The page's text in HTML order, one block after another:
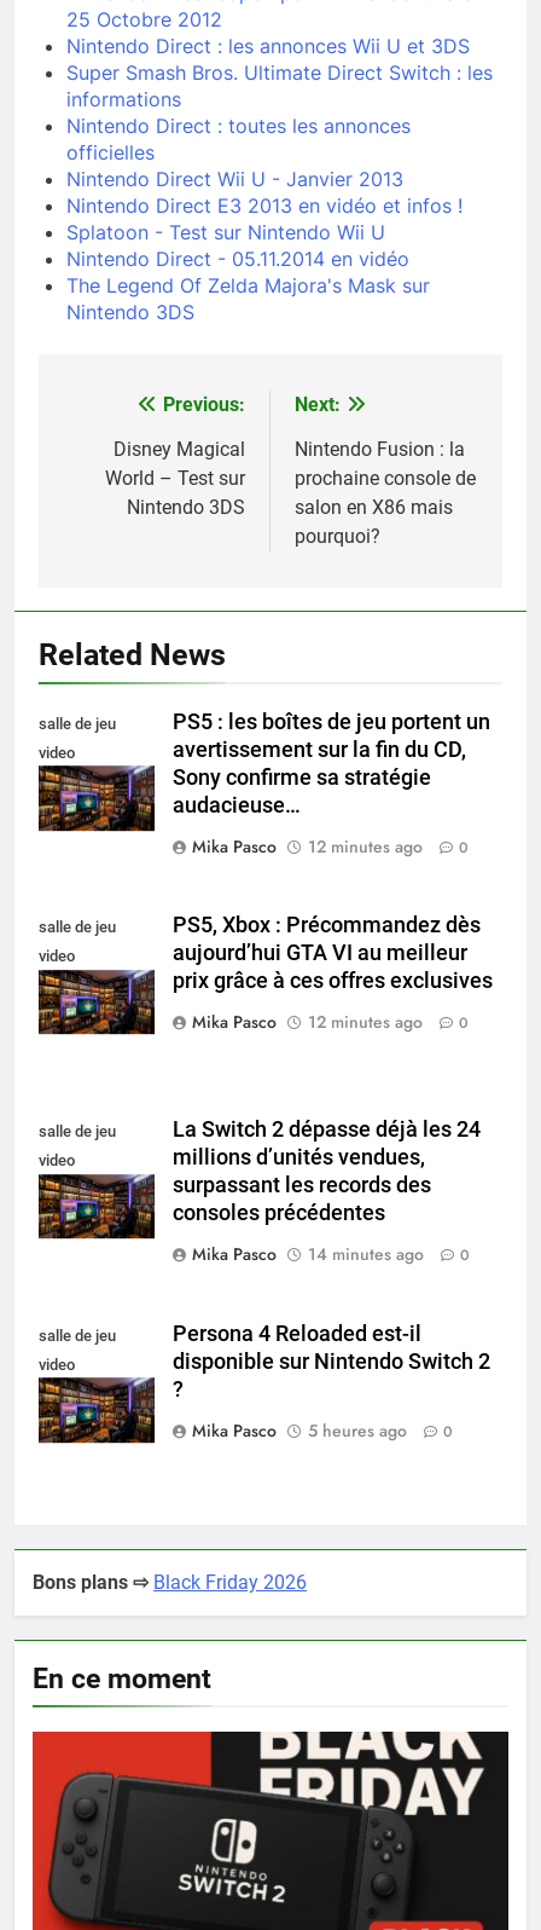
25 Octobre 2012
Nintendo Direct : les annonces Wii U et 3DS
Super Smash Bros. Ultimate Direct Switch : les
informations
Nintendo Direct : toutes les annonces
officielles
Nintendo Direct Wii U - Janvier 2013
Nintendo Direct E3 2013 en vidéo et infos !
Splatoon - Test sur Nintendo Wii U
Nintendo Direct - 05.11.2014 en vidéo
The Legend Of Zelda Majora's Mask sur
Nintendo 3DS
Navigation
l’article
Previous:
Disney Magical
World – Test sur
Nintendo 3DS
Next:
Nintendo Fusion : la
prochaine console de
salon en X86 mais
pourquoi?
Related News
salle de jeu
video
collectionneur
PS5 : les boîtes de jeu portent un
avertissement sur la fin du CD,
Sony confirme sa stratégie
audacieuse…
Mika Pasco
12 minutes ago 0
salle de jeu
video
collectionneur
PS5, Xbox : Précommandez dès
aujourd’hui GTA VI au meilleur
prix grâce à ces offres exclusives
Mika Pasco
12 minutes ago 0
salle de jeu
video
collectionneur
La Switch 2 dépasse déjà les 24
millions d’unités vendues,
surpassant les records des
consoles précédentes
Mika Pasco
14 minutes ago 0
salle de jeu
video
collectionneur
Persona 4 Reloaded est-il
disponible sur Nintendo Switch 2
?
Mika Pasco
5 heures ago 0
Bons plans ⇨ Black Friday 2026
En ce moment